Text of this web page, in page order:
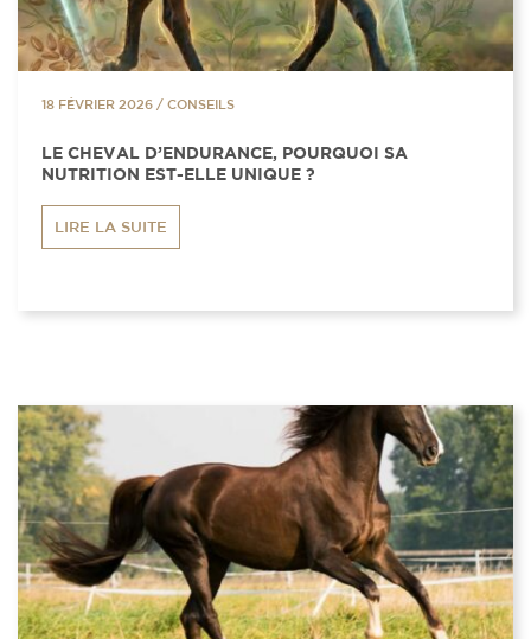
18 FÉVRIER 2026 / CONSEILS
LE CHEVAL D’ENDURANCE, POURQUOI SA
NUTRITION EST-ELLE UNIQUE ?
LIRE LA SUITE